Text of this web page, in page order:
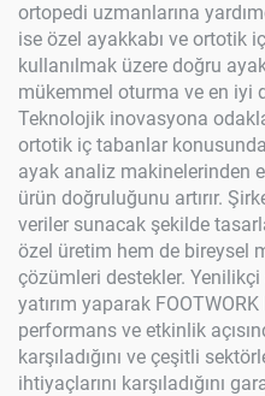
ortopedi uzmanlarına
ise özel ayakkabı ve ortotik
kullanılmak üzere doğru
mükemmel oturma ve en iyi
Teknolojik inovasyona
ortotik iç tabanlar
ayak analiz makinelerinden
ürün doğruluğunu artırır.
veriler sunacak şekilde
özel üretim hem de bireysel
çözümleri destekler.
yatırım yaparak
performans ve etkinlik
karşıladığını ve çeşitli
ihtiyaçlarını karşıladığını